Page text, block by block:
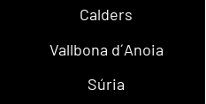
Calders
Vallbona d´Anoia
Súria